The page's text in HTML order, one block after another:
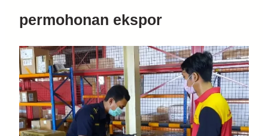
permohonan ekspor